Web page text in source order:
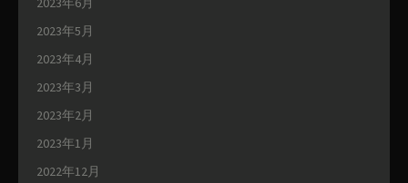
2023年5月
2023年4月
2023年3月
2023年2月
2023年1月
2022年12月